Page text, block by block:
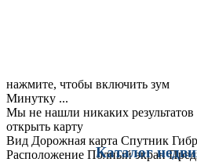
нажмите, чтобы включить зум
Минутку ...
Мы не нашли никаких результатов
открыть карту
Вид Дорожная карта Спутник
Расположение Полный экран
Каталог